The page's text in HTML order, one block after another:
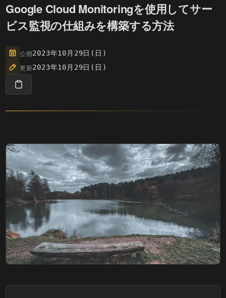
Google Cloud Monitoringを使用してサー
ビス監視の仕組みを構築する方法
公開2023年10月29日(日)
更新2023年10月29日(日)